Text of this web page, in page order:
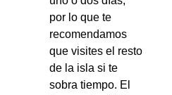
por lo que te
recomendamos
que visites el resto
de la isla si te
sobra tiempo. El